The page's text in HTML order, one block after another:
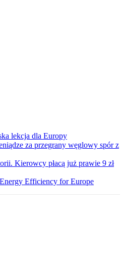
lekcja dla Europy
za przegrany węglowy spór z
Kierowcy płacą już prawie 9 zł
Efficiency for Europe